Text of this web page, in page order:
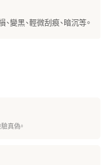
黑、輕微刮痕、暗沉等。
真偽。